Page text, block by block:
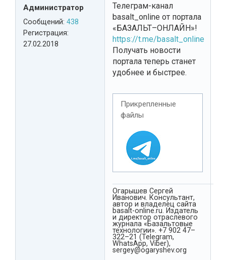
Администратор
Сообщений: 438
Регистрация:
27.02.2018
Телеграм-канал
basalt_online от портала
«БАЗАЛЬТ–ОНЛАЙН»!
https://t.me/basalt_online
Получать новости
портала теперь станет
удобнее и быстрее.
Прикрепленные
файлы
Огарышев Сергей
Иванович. Консультант,
автор и владелец сайта
basalt-online.ru. Издатель
и директор отраслевого
журнала «Базальтовые
технологии». +7 902 47–
322–21 (Telegram,
WhatsApp, Viber),
sergey@ogaryshev.org